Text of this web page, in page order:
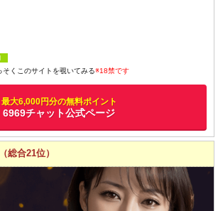
そくこのサイトを覗いてみる※18禁です
最大6,000円分の無料ポイント
6969チャット公式ページ
（総合21位）